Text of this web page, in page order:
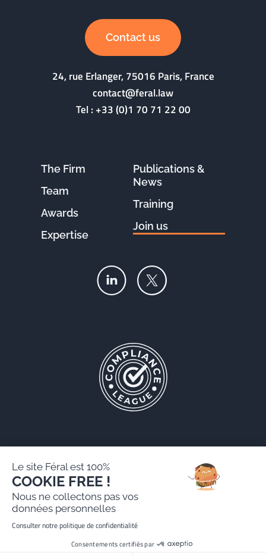
Contact us
24, rue Erlanger, 75016 Paris, France
contact@feral.law
Tel :+33 (0)1 70 71 22 00
The Firm
Team
Awards
Expertise
Publications &
News
Training
Join us
Legal notice
Personal data protection policy
Website created by Paradygm
Le site Féral est 100%
COOKIE FREE !
Nous ne collectons pas vos
données personnelles
Consulter notre politique de confidentialité
Consentements certifiés par